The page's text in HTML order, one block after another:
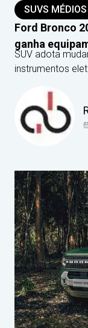
SUVS MÉDIOS
Ford Bronco
ganha
SUV adota
instrumentos